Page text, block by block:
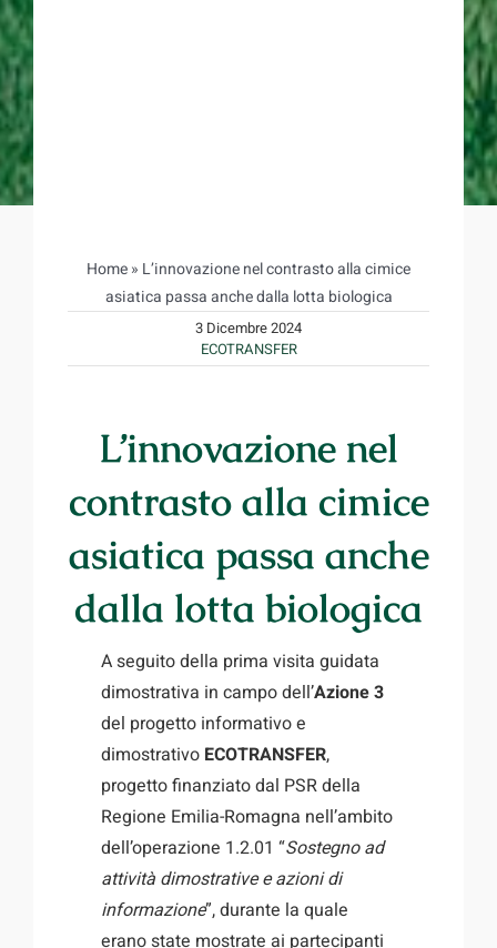
Home» L’innovazione nel contrasto alla cimice
asiatica passa anche dalla lotta biologica
3 Dicembre 2024
ECOTRANSFER
L’innovazione nel
contrasto alla cimice
asiatica passa anche
dalla lotta biologica
A seguito della prima visita guidata
dimostrativa in campo dell’Azione 3
del progetto informativo e
dimostrativo ECOTRANSFER,
progetto finanziato dal PSR della
Regione Emilia-Romagna nell’ambito
dell’operazione 1.2.01 “Sostegno ad
attività dimostrative e azioni di
informazione”, durante la quale
erano state mostrate ai partecipanti